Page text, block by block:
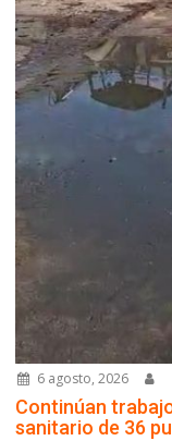
6 agosto, 2026
Continúan
sanitario de 36